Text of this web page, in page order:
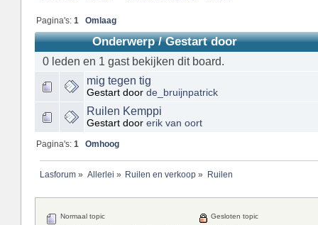
Pagina's:1 Omlaag
Onderwerp/Gestart door
0 leden en 1 gast bekijken dit board.
mig tegen tig
Gestart door de_bruijnpatrick
Ruilen Kemppi
Gestart door erik van oort
Pagina's:1 Omhoog
Lasforum» Allerlei » Ruilen en verkoop » Ruilen
Normaal topic
Gesloten topic